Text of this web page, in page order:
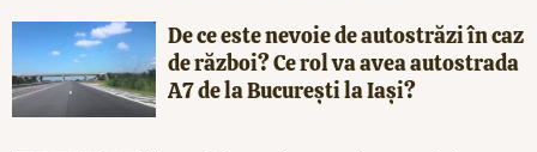
De ce este nevoie de autostrăzi în caz
de război? Ce rol va avea autostrada
A7 de la București la Iași?